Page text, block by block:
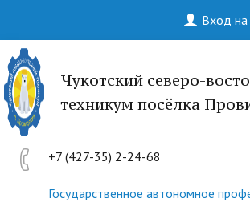
Вход на
Чукотский северо-
техникум посёлка
+7 (427-35) 2-24-68
Государственное автономное